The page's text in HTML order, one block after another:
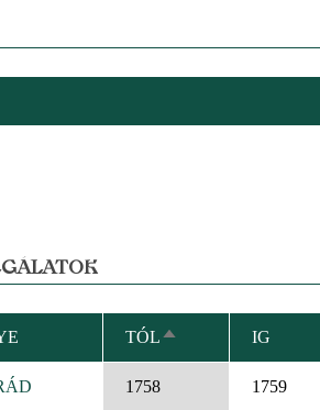
TÓLCSÖKKENŐ
RENDEZÉS
IG
1758 1759